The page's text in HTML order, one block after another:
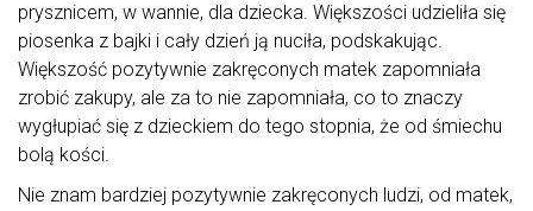
prysznicem, w wannie, dla dziecka. Większości udzieliła się
piosenka z bajki i cały dzień ją nuciła, podskakując.
Większość pozytywnie zakręconych matek zapomniała
zrobić zakupy, ale za to nie zapomniała, co to znaczy
wygłupiać się z dzieckiem do tego stopnia, że od śmiechu
bolą kości.
Nie znam bardziej pozytywnie zakręconych ludzi, od matek,